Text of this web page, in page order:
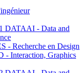
DATAAI - Data and
- Recherche en Design
- Interaction, Graphics